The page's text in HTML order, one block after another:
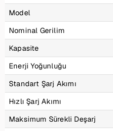
Model
Nominal Gerilim
Kapasite
Enerji Yoğunluğu
Standart Şarj Akımı
Hızlı Şarj Akımı
Maksimum Sürekli Deşarj